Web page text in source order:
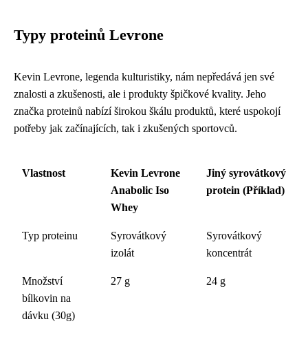
Typy proteinů Levrone
Kevin Levrone, legenda kulturistiky, nám nepředává jen své
znalosti a zkušenosti, ale i produkty špičkové kvality. Jeho
značka proteinů nabízí širokou škálu produktů, které uspokojí
potřeby jak začínajících, tak i zkušených sportovců.
Vlastnost
Kevin Levrone
Anabolic Iso
Whey
Jiný syrovátkový
protein (Příklad)
Typ proteinu
Syrovátkový
izolát
Syrovátkový
koncentrát
Množství
bílkovin na
dávku (30g)
27 g 24 g